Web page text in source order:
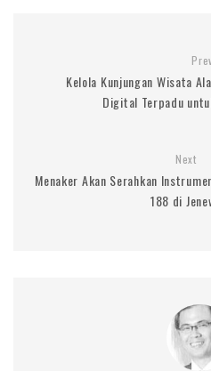
Kelola Kunjungan Wisata
Digital Terpadu
Next
Menaker Akan Serahkan
188 di